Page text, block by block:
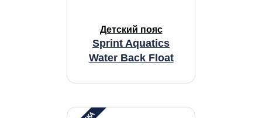
Детский пояс
Sprint Aquatics
Water Back Float